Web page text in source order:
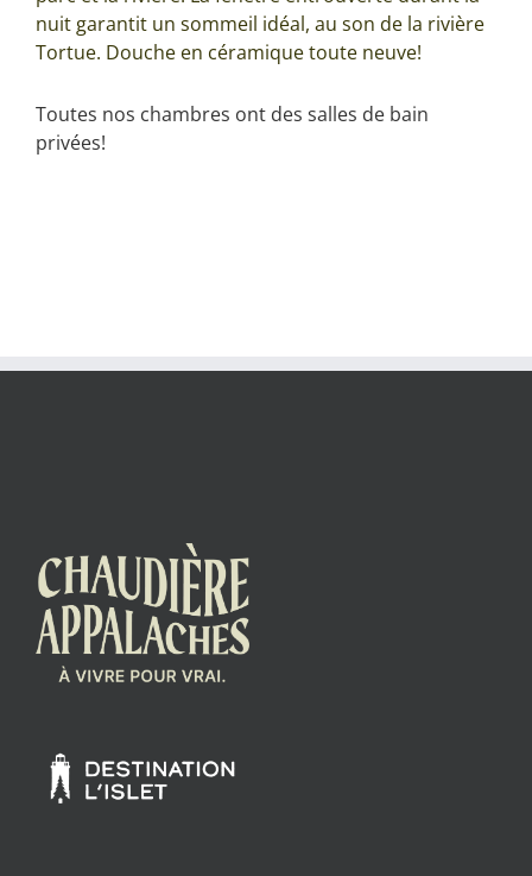
nuit garantit un sommeil idéal, au son de la rivière
Tortue. Douche en céramique toute neuve!
Toutes nos chambres ont des salles de bain
privées!